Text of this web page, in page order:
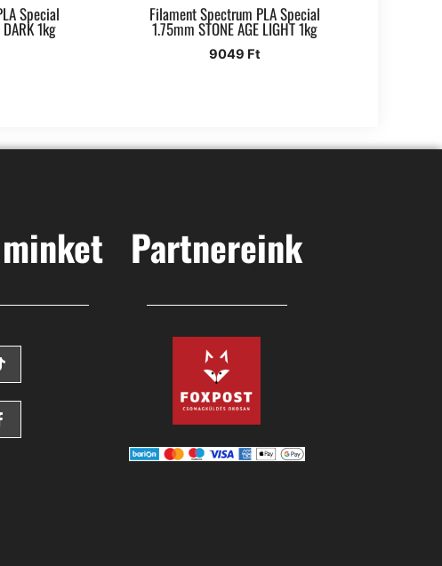
Special
1kg
Filament Spectrum PLA Special
1.75mm STONE AGE LIGHT 1kg
9049 Ft
Partnereink